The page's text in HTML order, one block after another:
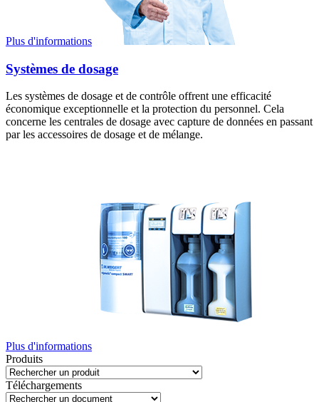
Plus d'informations
Systèmes de dosage
Les systèmes de dosage et de contrôle offrent une efficacité
économique exceptionnelle et la protection du personnel. Cela
concerne les centrales de dosage avec capture de données en passant
par les accessoires de dosage et de mélange.
Plus d'informations
Produits
Téléchargements